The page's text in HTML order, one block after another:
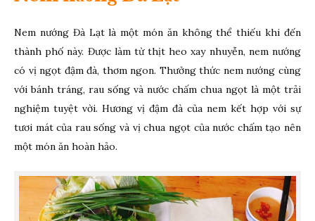
Nem nướng Đà Lạt là một món ăn không thể thiếu khi đến
thành phố này. Được làm từ thịt heo xay nhuyễn, nem nướng
có vị ngọt đậm đà, thơm ngon. Thưởng thức nem nướng cùng
với bánh tráng, rau sống và nước chấm chua ngọt là một trải
nghiệm tuyệt vời. Hương vị đậm đà của nem kết hợp với sự
tươi mát của rau sống và vị chua ngọt của nước chấm tạo nên
một món ăn hoàn hảo.